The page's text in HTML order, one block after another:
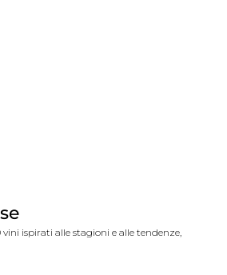
ispirati alle stagioni e alle tendenze,